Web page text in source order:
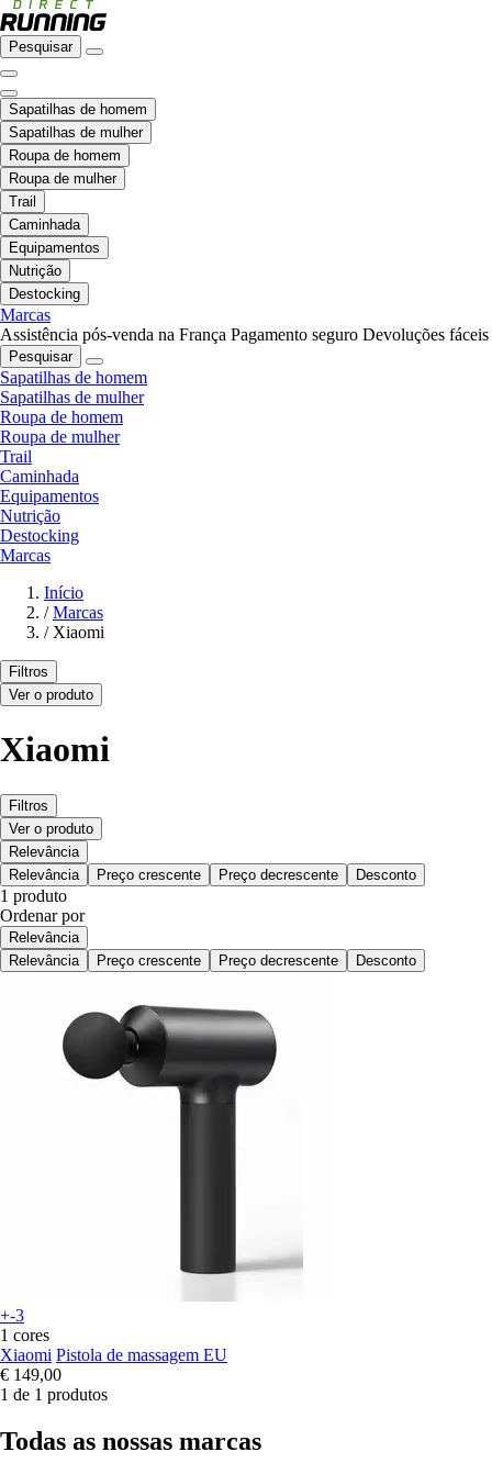
Pesquisar
Sapatilhas de homem
Sapatilhas de mulher
Roupa de homem
Roupa de mulher
Trail
Caminhada
Equipamentos
Nutrição
Destocking
Marcas
Assistência pós-venda na França Pagamento seguro Devoluções fáceis
Pesquisar
Sapatilhas de homem
Sapatilhas de mulher
Roupa de homem
Roupa de mulher
Trail
Caminhada
Equipamentos
Nutrição
Destocking
Marcas
Início
/ Marcas
/ Xiaomi
Filtros
Ver o produto
Xiaomi
Filtros
Ver o produto
Relevância
Relevância
Preço crescente Preço decrescente Desconto
1 produto
Ordenar por
Relevância
Relevância
Preço crescente Preço decrescente Desconto
+-3
1 cores
Xiaomi Pistola de massagem EU
€ 149,00
1 de 1 produtos
Todas as nossas marcas